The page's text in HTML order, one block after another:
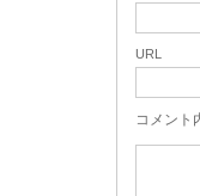
URL
コメント